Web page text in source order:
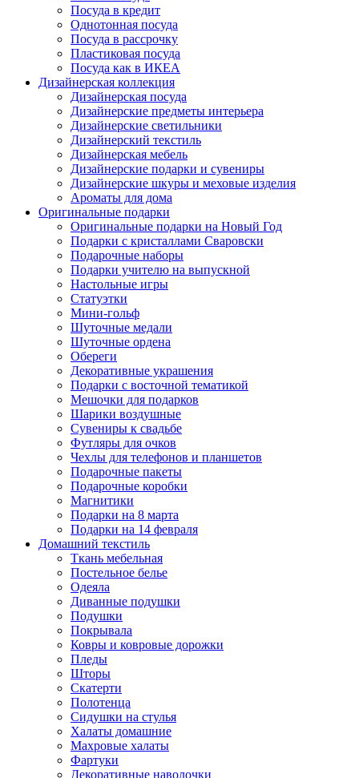
Посуда в кредит
Однотонная посуда
Посуда в рассрочку
Пластиковая посуда
Посуда как в ИКЕА
Дизайнерская коллекция
Дизайнерская посуда
Дизайнерские предметы интерьера
Дизайнерские светильники
Дизайнерский текстиль
Дизайнерская мебель
Дизайнерские подарки и сувениры
Дизайнерские шкуры и меховые изделия
Ароматы для дома
Оригинальные подарки
Оригинальные подарки на Новый Год
Подарки с кристаллами Сваровски
Подарочные наборы
Подарки учителю на выпускной
Настольные игры
Статуэтки
Мини-гольф
Шуточные медали
Шуточные ордена
Обереги
Декоративные украшения
Подарки с восточной тематикой
Мешочки для подарков
Шарики воздушные
Сувениры к свадьбе
Футляры для очков
Чехлы для телефонов и планшетов
Подарочные пакеты
Подарочные коробки
Магнитики
Подарки на 8 марта
Подарки на 14 февраля
Домашний текстиль
Ткань мебельная
Постельное белье
Одеяла
Диванные подушки
Подушки
Покрывала
Ковры и ковровые дорожки
Пледы
Шторы
Скатерти
Полотенца
Сидушки на стулья
Халаты домашние
Махровые халаты
Фартуки
Декоративные наволочки